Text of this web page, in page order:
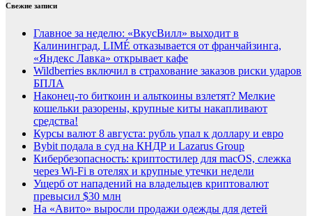
Свежие записи
Главное за неделю: «ВкусВилл» выходит в
Калининград, LIMÉ отказывается от франчайзинга,
«Яндекс Лавка» открывает кафе
Wildberries включил в страхование заказов риски ударов
БПЛА
Наконец-то биткоин и альткоины взлетят? Мелкие
кошельки разорены, крупные киты накапливают
средства!
Курсы валют 8 августа: рубль упал к доллару и евро
Bybit подала в суд на КНДР и Lazarus Group
Кибербезопасность: криптостилер для macOS, слежка
через Wi-Fi в отелях и крупные утечки недели
Ущерб от нападений на владельцев криптовалют
превысил $30 млн
На «Авито» выросли продажи одежды для детей